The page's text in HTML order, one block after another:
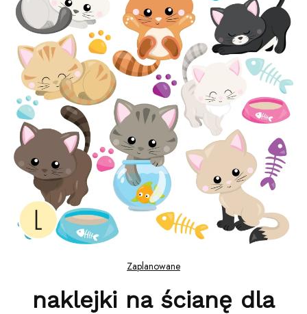
Zaplanowane
naklejki na ścianę dla